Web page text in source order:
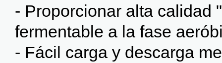
- Proporcionar alta calidad
fermentable a la fase
- Fácil carga y descarga